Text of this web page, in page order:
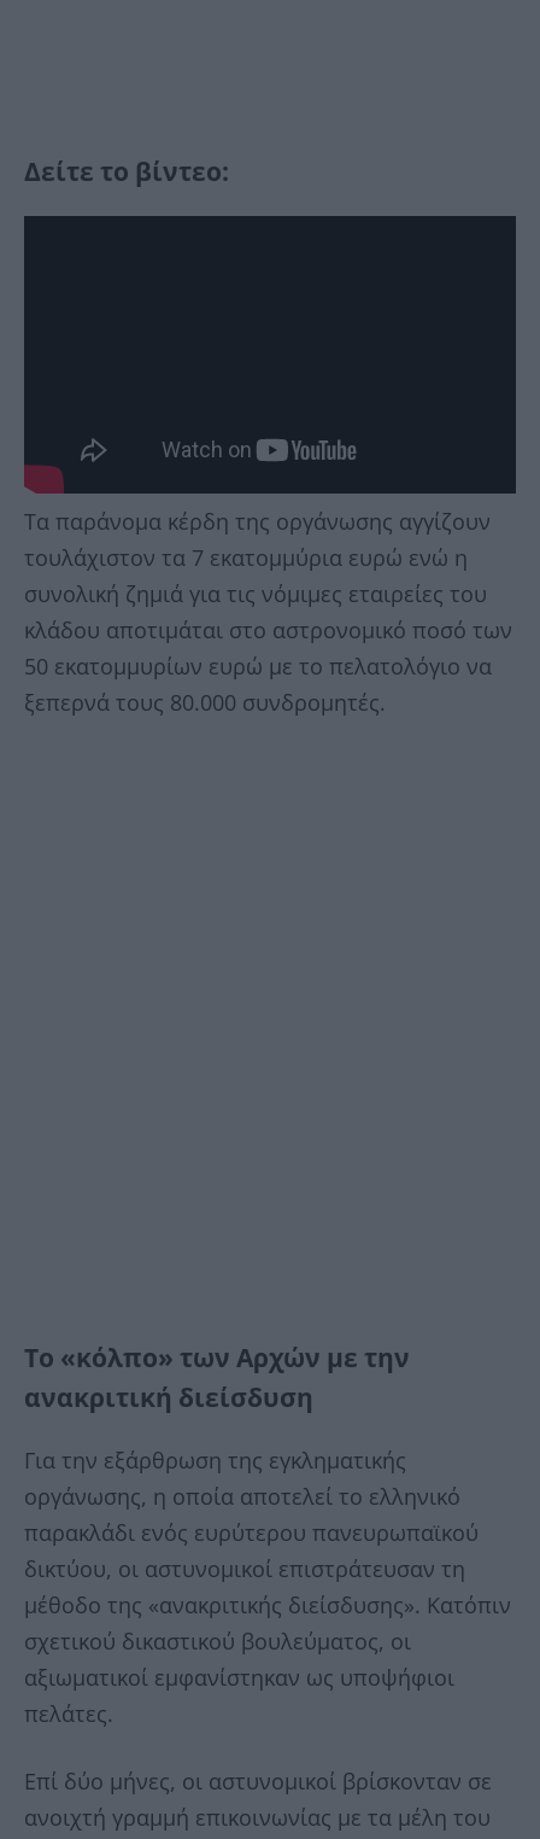
Δείτε το βίντεο:
Τα παράνομα κέρδη της οργάνωσης αγγίζουν
τουλάχιστον τα 7 εκατομμύρια ευρώ ενώ η
συνολική ζημιά για τις νόμιμες εταιρείες του
κλάδου αποτιμάται στο αστρονομικό ποσό των
50 εκατομμυρίων ευρώ με το πελατολόγιο να
ξεπερνά τους 80.000 συνδρομητές.
Το «κόλπο» των Αρχών με την
ανακριτική διείσδυση
Για την εξάρθρωση της εγκληματικής
οργάνωσης, η οποία αποτελεί το ελληνικό
παρακλάδι ενός ευρύτερου πανευρωπαϊκού
δικτύου, οι αστυνομικοί επιστράτευσαν τη
μέθοδο της «ανακριτικής διείσδυσης». Κατόπιν
σχετικού δικαστικού βουλεύματος, οι
αξιωματικοί εμφανίστηκαν ως υποψήφιοι
πελάτες.
Επί δύο μήνες, οι αστυνομικοί βρίσκονταν σε
ανοιχτή γραμμή επικοινωνίας με τα μέλη του